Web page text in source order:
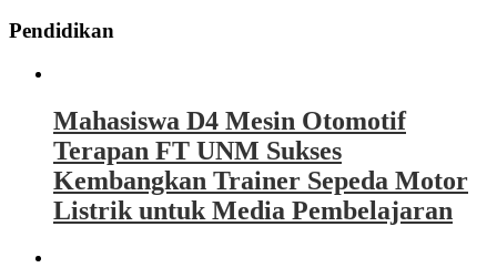
Pendidikan
Mahasiswa D4 Mesin Otomotif
Terapan FT UNM Sukses
Kembangkan Trainer Sepeda Motor
Listrik untuk Media Pembelajaran